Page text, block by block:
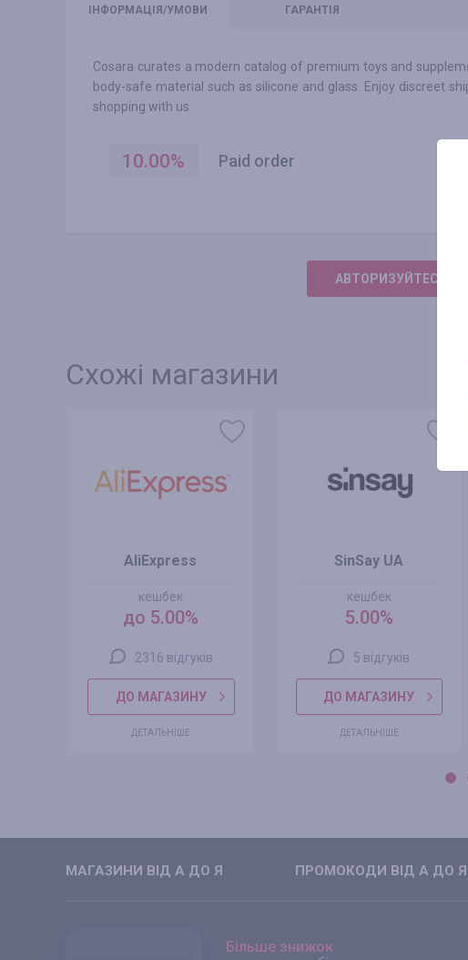
ІНФО РМАЦІЯ/УМОВИ ГАРАНТІЯ
Cosara curates a modern catalog of premium toys and
body-safe material such as silicone and glass. Enjoy discreet
shopping with us
10.00% Paid order
АВТОРИЗУЙТЕСЬ,
Схожі магазини
AliExpress
кешбек
до 5.00%
2316 відгуків
ДО МАГАЗИНУ
ДЕТАЛЬНІШЕ
SinSay UA
кешбек
5.00%
5 відгуків
ДО МАГАЗИНУ
ДЕТАЛЬНІШЕ
МАГАЗИНИ ВIД А ДО Я ПРОМОКОДИ ВIД А ДО Я
Більше знижок